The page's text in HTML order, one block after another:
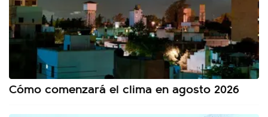
Cómo comenzará el clima en agosto 2026